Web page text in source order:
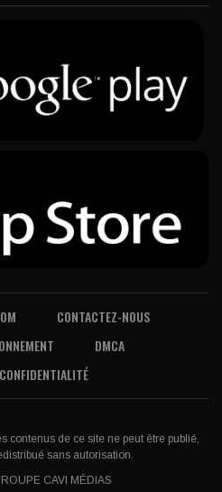
CONTACTEZ-NOUS
DMCA
contenus de ce site ne peut être publié,
sans autorisation.
CAVI MÉDIAS